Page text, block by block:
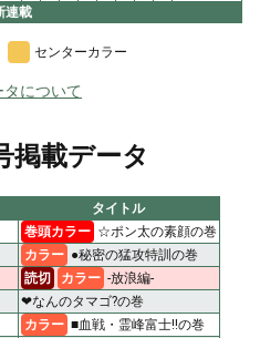
連載
センターカラー
について
掲載データ
タイトル
巻頭カラー ☆ポン太の素顔の巻
カラー ●秘密の猛攻特訓の巻
読切 カラー -放浪編-
❤なんのタマゴ?の巻
カラー ■血戦・霊峰富士!!の巻